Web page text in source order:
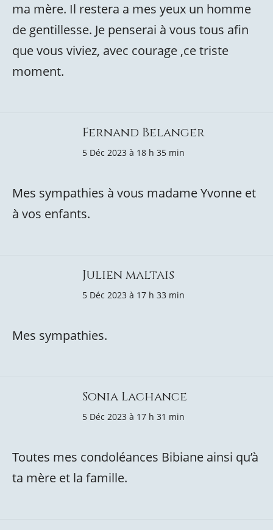
ma mère. Il restera a mes yeux un homme
de gentillesse. Je penserai à vous tous afin
que vous viviez, avec courage ,ce triste
moment.
Fernand Belanger
5 Déc 2023 à 18 h 35 min
Mes sympathies à vous madame Yvonne et
à vos enfants.
Julien maltais
5 Déc 2023 à 17 h 33 min
Mes sympathies.
Sonia Lachance
5 Déc 2023 à 17 h 31 min
Toutes mes condoléances Bibiane ainsi qu’à
ta mère et la famille.